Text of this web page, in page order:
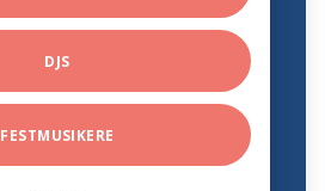
DJS
FESTMUSIKERE